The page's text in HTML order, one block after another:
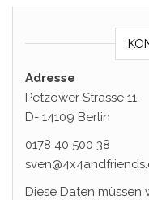
Adresse
Petzower Strasse 11
D- 14109 Berlin
0178 40 500 38
Diese Daten